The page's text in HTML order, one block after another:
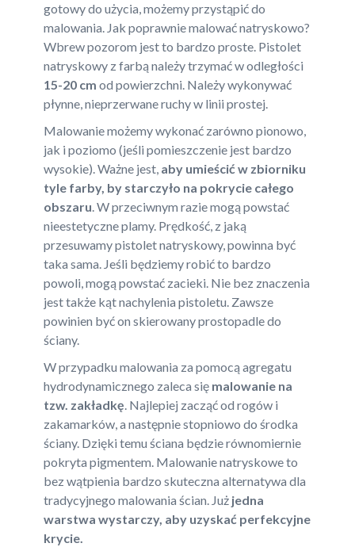
gotowy do użycia, możemy przystąpić do
malowania. Jak poprawnie malować natryskowo?
Wbrew pozorom jest to bardzo proste. Pistolet
natryskowy z farbą należy trzymać w odległości
15-20 cm od powierzchni. Należy wykonywać
płynne, nieprzerwane ruchy w linii prostej.
Malowanie możemy wykonać zarówno pionowo,
jak i poziomo (jeśli pomieszczenie jest bardzo
wysokie). Ważne jest, aby umieścić w zbiorniku
tyle farby, by starczyło na pokrycie całego
obszaru. W przeciwnym razie mogą powstać
nieestetyczne plamy. Prędkość, z jaką
przesuwamy pistolet natryskowy, powinna być
taka sama. Jeśli będziemy robić to bardzo
powoli, mogą powstać zacieki. Nie bez znaczenia
jest także kąt nachylenia pistoletu. Zawsze
powinien być on skierowany prostopadle do
ściany.
W przypadku malowania za pomocą agregatu
hydrodynamicznego zaleca się malowanie na
tzw. zakładkę. Najlepiej zacząć od rogów i
zakamarków, a następnie stopniowo do środka
ściany. Dzięki temu ściana będzie równomiernie
pokryta pigmentem. Malowanie natryskowe to
bez wątpienia bardzo skuteczna alternatywa dla
tradycyjnego malowania ścian. Już jedna
warstwa wystarczy, aby uzyskać perfekcyjne
krycie.